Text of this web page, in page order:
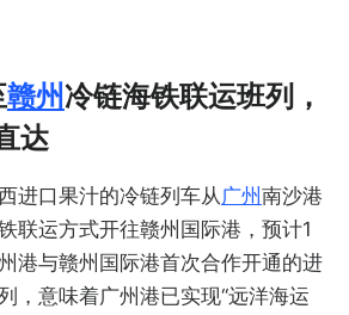
赣州冷链海铁联运班列，
达
进口果汁的冷链列车从 广州 南沙港
联运方式开往赣州国际港，预计1
港与赣州国际港首次合作开通的进
，意味着广州港已实现“远洋海运